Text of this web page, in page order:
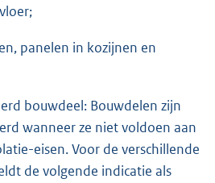
panelen in kozijnen en
bouwdeel: Bouwdelen zijn
wanneer ze niet voldoen aan
eisen. Voor de verschillende
de volgende indicatie als